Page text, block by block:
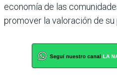
economía de las
promover la valoración de su